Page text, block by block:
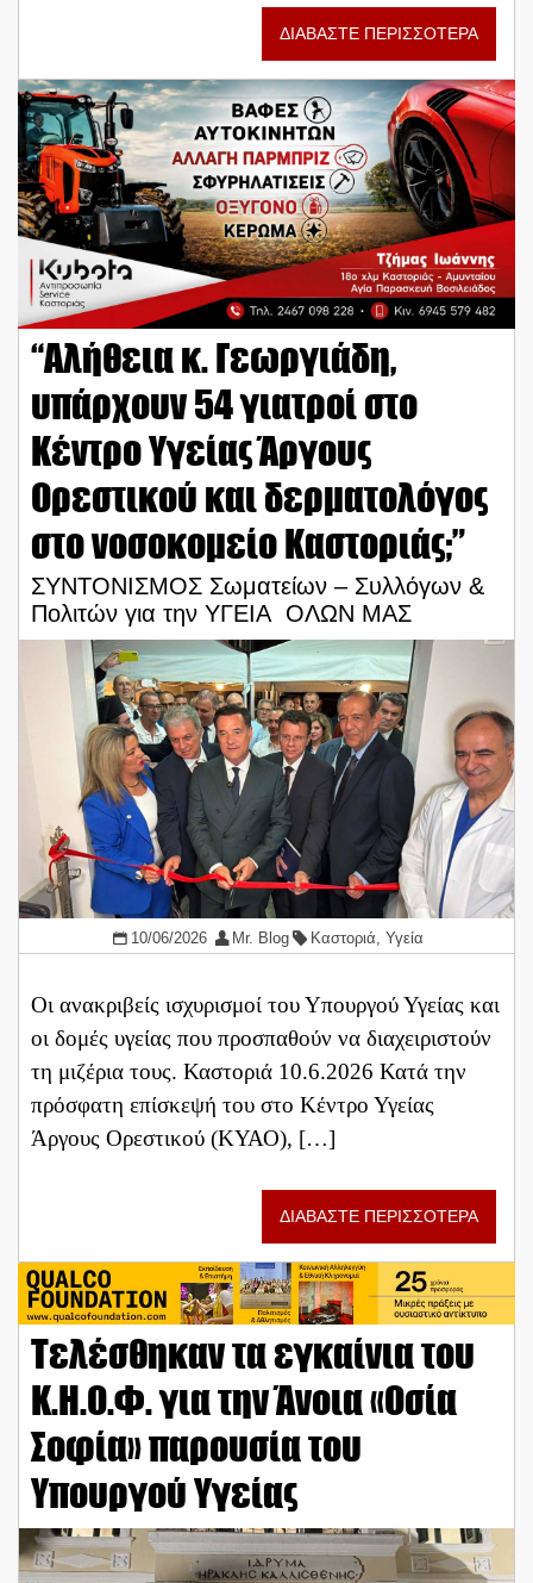
ΔΙΑΒΑΣΤΕ ΠΕΡΙΣΣΟΤΕΡΑ
“Αλήθεια κ. Γεωργιάδη,
υπάρχουν 54 γιατροί στο
Κέντρο Υγείας Άργους
Ορεστικού και δερματολόγος
στο νοσοκομείο Καστοριάς;”
ΣΥΝΤΟΝΙΣΜΟΣ Σωματείων – Συλλόγων &
Πολιτών για την ΥΓΕΙΑ ΟΛΩΝ ΜΑΣ
10/06/2026 Mr. Blog Καστοριά ,Υγεία
Οι ανακριβείς ισχυρισμοί του Υπουργού Υγείας και
οι δομές υγείας που προσπαθούν να διαχειριστούν
τη μιζέρια τους. Καστοριά 10.6.2026 Κατά την
πρόσφατη επίσκεψή του στο Κέντρο Υγείας
Άργους Ορεστικού (ΚΥΑΟ), […]
ΔΙΑΒΑΣΤΕ ΠΕΡΙΣΣΟΤΕΡΑ
Τελέσθηκαν τα εγκαίνια του
Κ.Η.Ο.Φ. για την Άνοια «Οσία
Σοφία» παρουσία του
Υπουργού Υγείας